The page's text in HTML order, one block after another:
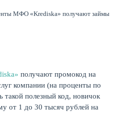
МФО «Krediska» получают займы
получают промокод на
компании (на проценты по
полезный код, новичок
от 1 до 30 тысяч рублей на